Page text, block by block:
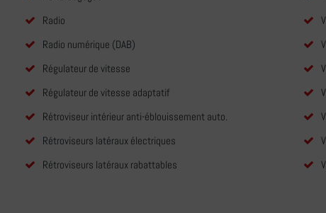
Radio
Radio numérique (DAB)
Régulateur de vitesse
Régulateur de vitesse adaptatif
Rétroviseur intérieur anti-éblouissement auto.
Rétroviseurs latéraux électriques
Rétroviseurs latéraux rabattables